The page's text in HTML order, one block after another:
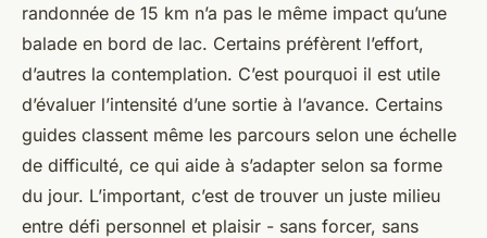
randonnée de 15 km n’a pas le même impact qu’une
balade en bord de lac. Certains préfèrent l’effort,
d’autres la contemplation. C’est pourquoi il est utile
d’évaluer l’intensité d’une sortie à l’avance. Certains
guides classent même les parcours selon une échelle
de difficulté, ce qui aide à s’adapter selon sa forme
du jour. L’important, c’est de trouver un juste milieu
entre défi personnel et plaisir - sans forcer, sans